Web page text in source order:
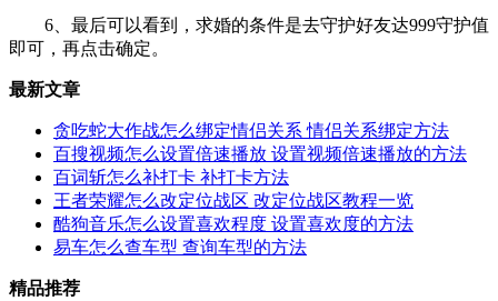
6、最后可以看到，求婚的条件是去守护好友达999守护值
即可，再点击确定。
最新文章
贪吃蛇大作战怎么绑定情侣关系 情侣关系绑定方法
百搜视频怎么设置倍速播放 设置视频倍速播放的方法
百词斩怎么补打卡 补打卡方法
王者荣耀怎么改定位战区 改定位战区教程一览
酷狗音乐怎么设置喜欢程度 设置喜欢度的方法
易车怎么查车型 查询车型的方法
精品推荐